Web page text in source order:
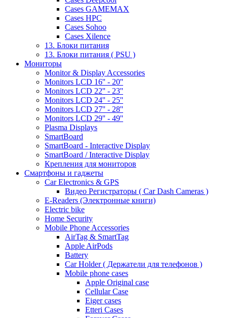
Cases GAMEMAX
Cases HPC
Cases Sohoo
Cases Xilence
13. Блоки питания
13. Блоки питания ( PSU )
Мониторы
Monitor & Display Accessories
Monitors LCD 16'' - 20''
Monitors LCD 22'' - 23''
Monitors LCD 24'' - 25''
Monitors LCD 27'' - 28''
Monitors LCD 29'' - 49''
Plasma Displays
SmartBoard
SmartBoard - Interactive Display
SmartBoard / Interactive Display
Крепления для мониторов
Смартфоны и гаджеты
Car Electronics & GPS
Видео Регистраторы ( Car Dash Cameras )
E-Readers (Электронные книги)
Electric bike
Home Security
Mobile Phone Accessories
AirTag & SmartTag
Apple AirPods
Battery
Car Holder ( Держатели для телефонов )
Mobile phone cases
Apple Original case
Cellular Case
Eiger cases
Etteri Cases